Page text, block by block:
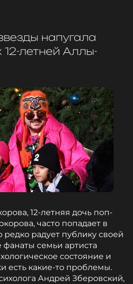
ТАСС
в ВКонтакте, чтобы
в курсе событий
напугала
12-летней Аллы-
12-летняя дочь поп-
часто попадает в
радует публику своей
семьи артиста
состояние и
есть какие-то проблемы.
Андрей Зберовский,